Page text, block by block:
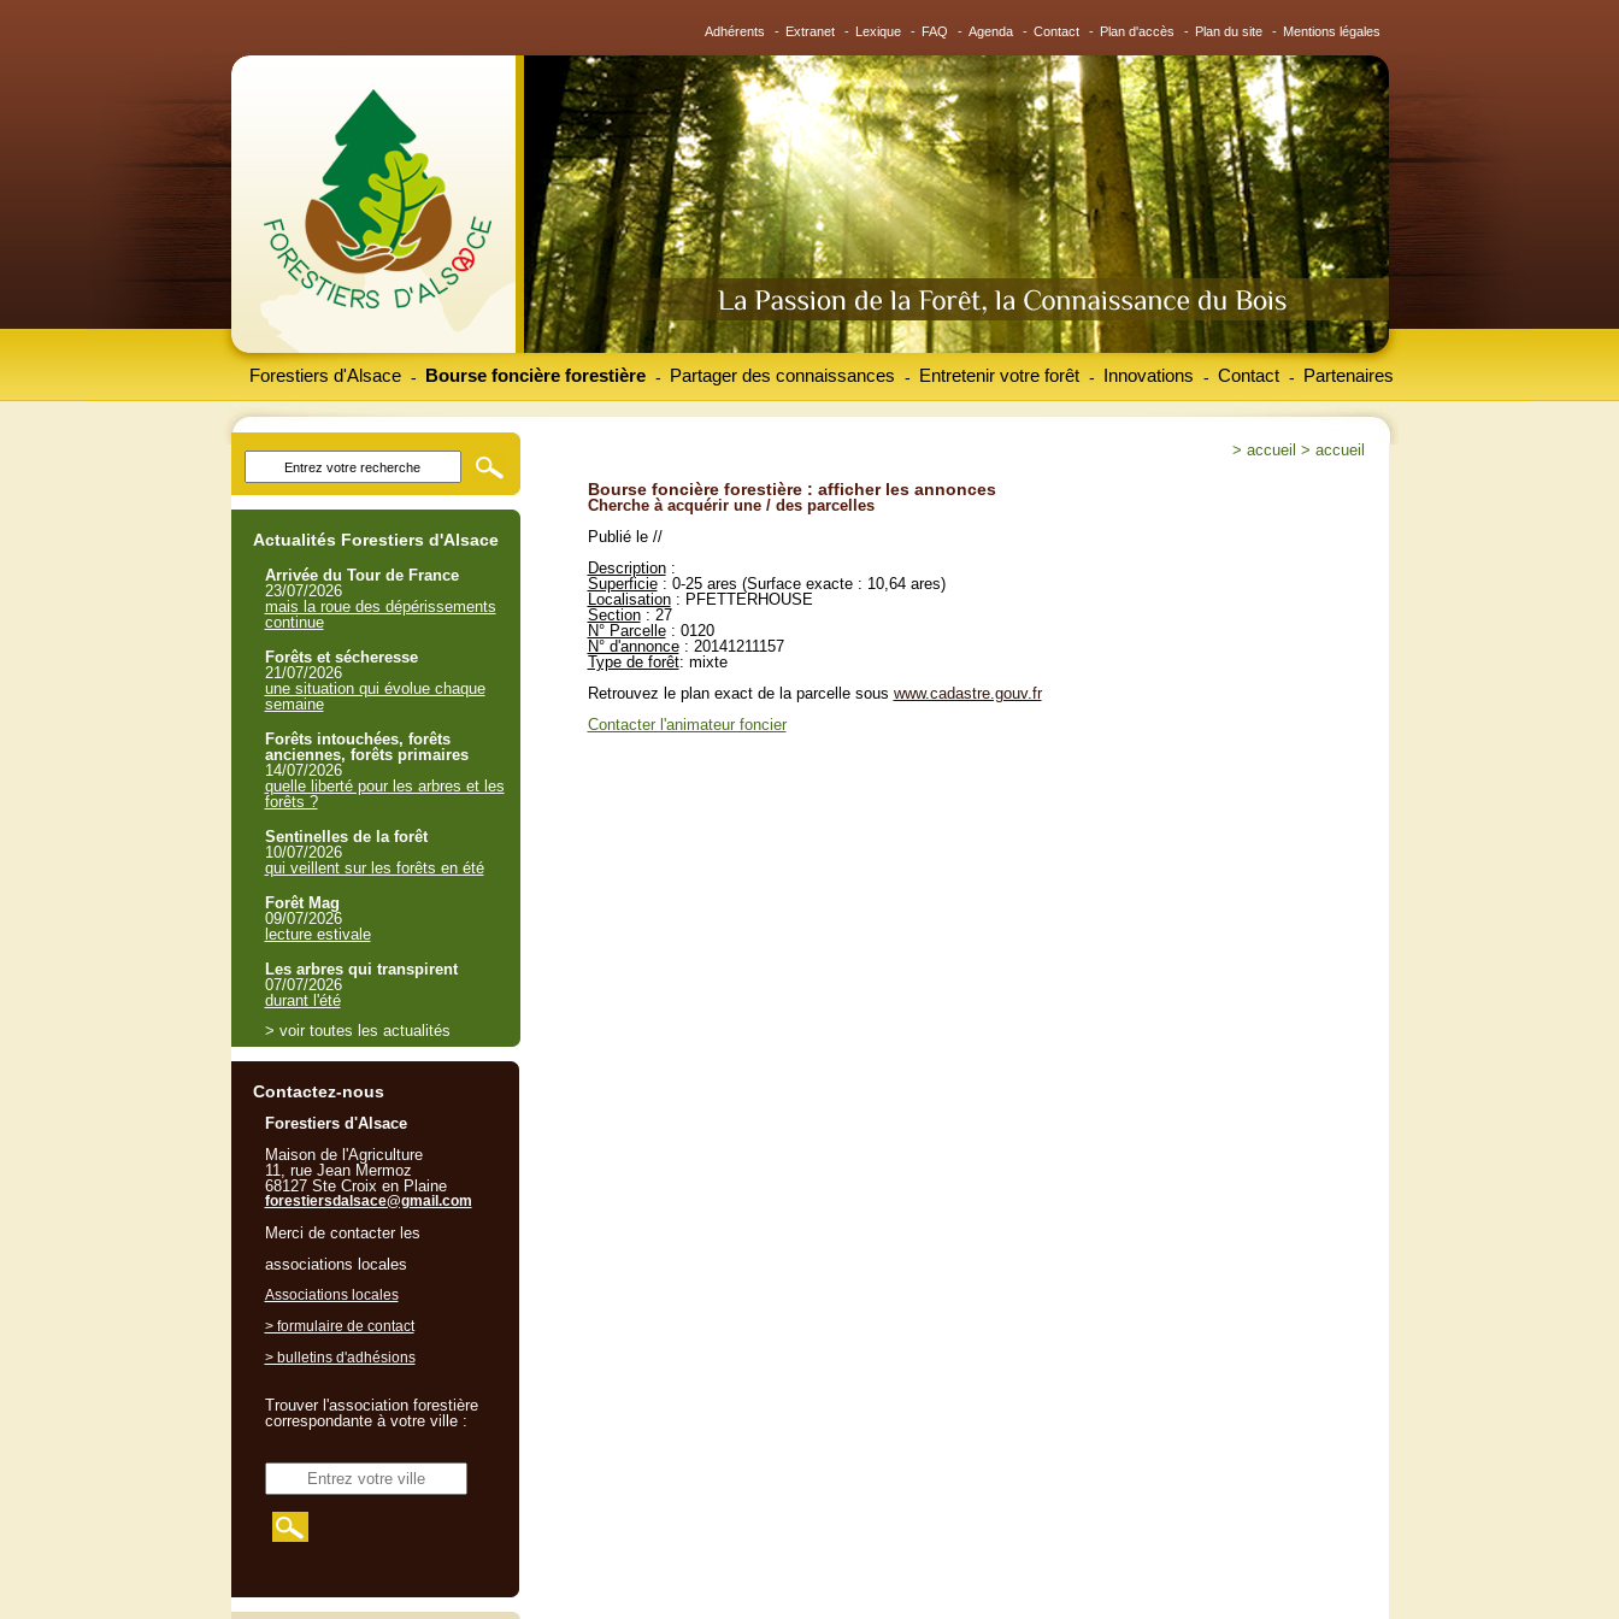
Adhérents - Extranet - Lexique - FAQ - Agenda - Contact - Plan d'accès - Plan du site - Mentions légales
Forestiers d'Alsace Bourse foncière forestière
- Partager des connaissances
- Entretenir votre forêt
- Innovations
- Contact
- Partenaires
-
> accueil > accueil
Bourse foncière forestière : afficher les annonces
Cherche à acquérir une / des parcelles
Publié le //
Description:
Superficie: 0-25 ares (Surface exacte : 10,64 ares)
Localisation: PFETTERHOUSE
Section: 27
N° Parcelle: 0120
N° d'annonce: 20141211157
Type de forêt: mixte
Retrouvez le plan exact de la parcelle sous www.cadastre.gouv.fr
Contacter l'animateur foncier
Actualités Forestiers d'Alsace
Arrivée du Tour de France
23/07/2026
mais la roue des dépérissements
continue
Forêts et sécheresse
21/07/2026
une situation qui évolue chaque
semaine
Forêts intouchées, forêts
anciennes, forêts primaires
14/07/2026
quelle liberté pour les arbres et les
forêts ?
Sentinelles de la forêt
10/07/2026
qui veillent sur les forêts en été
Forêt Mag
09/07/2026
lecture estivale
Les arbres qui transpirent
07/07/2026
durant l'été
> voir toutes les actualités
Contactez-nous
Forestiers d'Alsace
Maison de l'Agriculture
11, rue Jean Mermoz
68127 Ste Croix en Plaine
forestiersdalsace@gmail.com
Merci de contacter les
associations locales
Associations locales
> formulaire de contact
> bulletins d'adhésions
Trouver l'association forestière
correspondante à votre ville :